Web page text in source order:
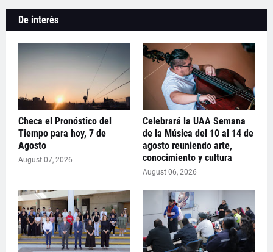
De interés
Checa el Pronóstico del
Tiempo para hoy, 7 de
Agosto
August 07, 2026
Celebrará la UAA Semana
de la Música del 10 al 14 de
agosto reuniendo arte,
conocimiento y cultura
August 06, 2026